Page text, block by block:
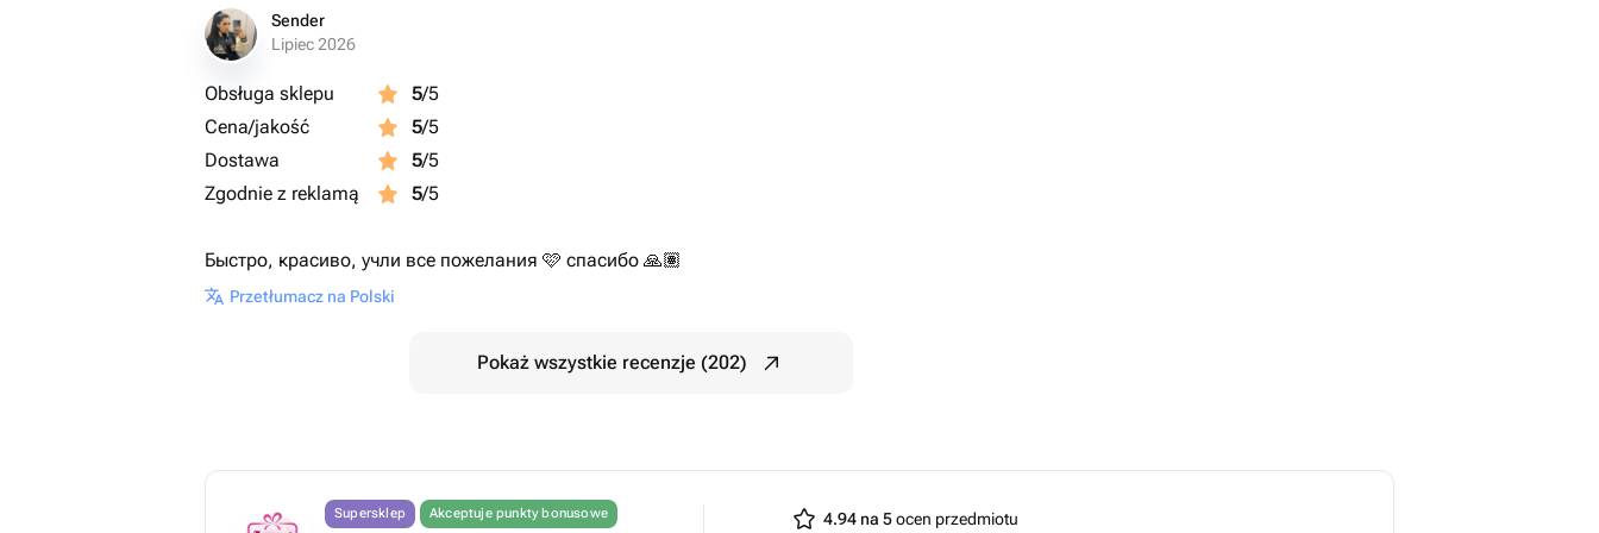
Sender
Lipiec 2026
Obsługa sklepu 5/5
Cena/jakość
5/5
Dostawa
5/5
Zgodnie z reklamą
5/5
Быстро, красиво, учли все пожелания 🩷 спасибо 🙏🏽
Przetłumacz na Polski
Pokaż wszystkie recenzje (202)
Supersklep Akceptuje punkty bonusowe 4.94 na 5ocen przedmiotu